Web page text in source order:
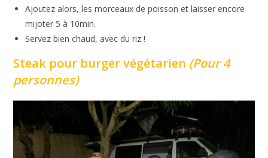
Ajoutez alors, les morceaux de poisson et laisser encore
mijoter 5 à 10min.
Servez bien chaud, avec du riz !
Steak pour burger végétarien (Pour 4
personnes)